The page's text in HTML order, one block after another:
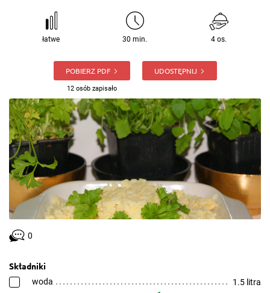
łatwe 30 min. 4 os.
POBIERZ PDF
12 osób zapisało
UDOSTĘPNIJ
0
Składniki
woda 1.5 litra